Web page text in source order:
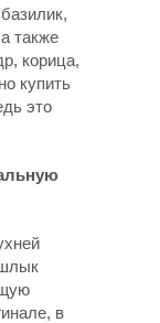
также
корица,
купить
это
в